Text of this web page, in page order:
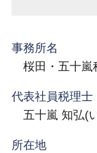
事務所名
桜田・五十嵐
代表社員税理士
五十嵐 知弘(
所在地